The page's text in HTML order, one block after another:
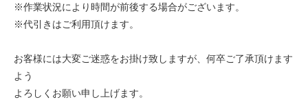
※作業状況により時間が前後する場合がございます。
※代引きはご利用頂けます。
お客様には大変ご迷惑をお掛け致しますが、何卒ご了承頂けます
よう
よろしくお願い申し上げます。